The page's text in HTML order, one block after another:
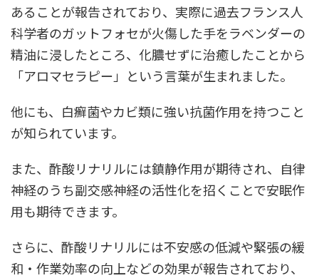
あることが報告されており、実際に過去フランス人
科学者のガットフォセが火傷した手をラベンダーの
精油に浸したところ、化膿せずに治癒したことから
「アロマセラピー」という言葉が生まれました。
他にも、白癬菌やカビ類に強い抗菌作用を持つこと
が知られています。
また、酢酸リナリルには鎮静作用が期待され、自律
神経のうち副交感神経の活性化を招くことで安眠作
用も期待できます。
さらに、酢酸リナリルには不安感の低減や緊張の緩
和・作業効率の向上などの効果が報告されており、